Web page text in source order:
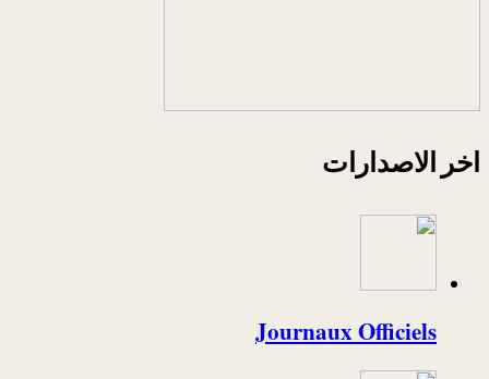
اخر الاصدارات
Journaux Officiels